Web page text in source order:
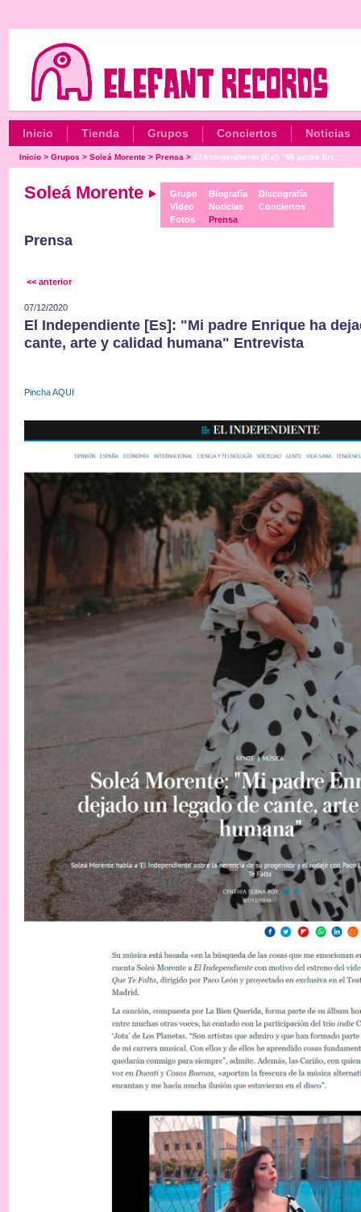
Inicio Tienda Grupos Conciertos Noticias
Inicio> Grupos > Soleá Morente> Prensa > El Independiente [Es]: "Mi padre En...
Soleá Morente
Grupo
Vídeo
Fotos
Biografía
Noticias
Prensa
Discografía
Conciertos
Prensa
<< anterior
07/12/2020
El Independiente [Es]: "Mi padre Enrique ha
cante, arte y calidad humana" Entrevista
Pincha AQUI